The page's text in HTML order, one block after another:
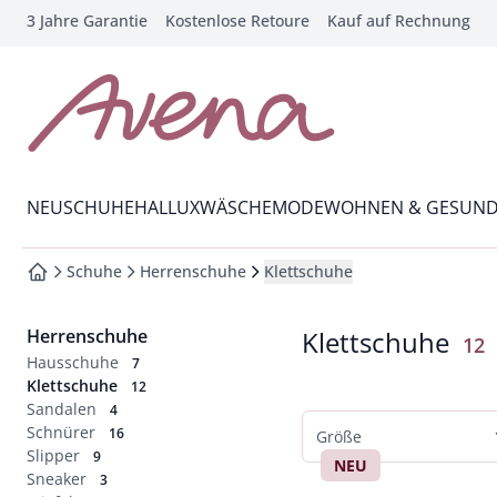
springen
springen
springen
springen
3 Jahre Garantie Kostenlose Retoure Kauf auf Rechnung
zur Startseite
Wechsel in das Menü mit Pfeil-Runter Taste
NEUSCHUHEHALLUXWÄSCHEMODEWOHNEN &
zur Startseite
Schuhe Herrenschuhe Klettschuhe
Herrenschuhe
Hausschuhe 7
Klettschuhe 12
Sandalen 4
Schnürer 16
Slipper 9
Sneaker 3
Klettschuhe 12
Größe
Schuhgrößen
NEU